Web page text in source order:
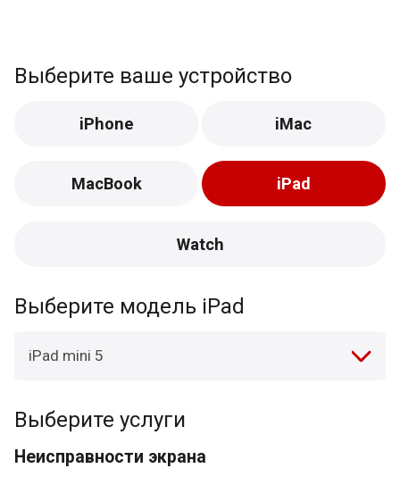
Выберите ваше устройство
iPhone iMac
MacBook iPad
Watch
Выберите модель iPad
iPad mini 5
Выберите услуги
Неисправности экрана